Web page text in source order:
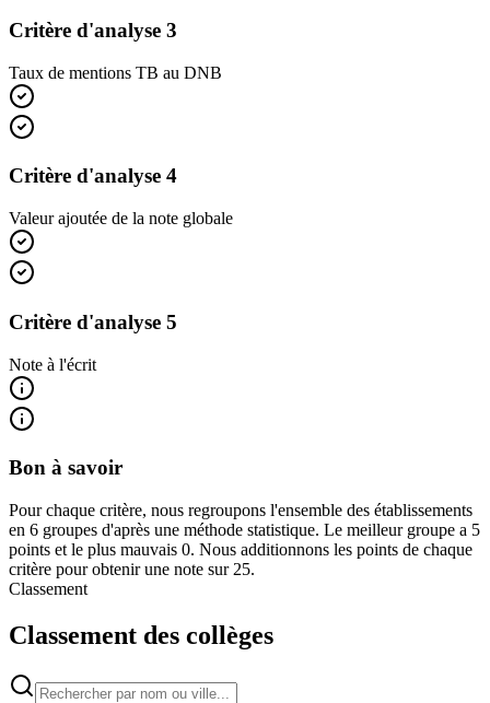
Critère d'analyse 3
Taux de mentions TB au DNB
Critère d'analyse 4
Valeur ajoutée de la note globale
Critère d'analyse 5
Note à l'écrit
Bon à savoir
Pour chaque critère, nous regroupons l'ensemble des établissements
en 6 groupes d'après une méthode statistique. Le meilleur groupe a 5
points et le plus mauvais 0. Nous additionnons les points de chaque
critère pour obtenir une note sur 25.
Classement
Classement des collèges